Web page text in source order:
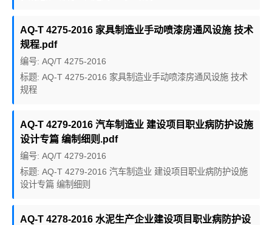
AQ-T 4275-2016 家具制造业手动喷漆房通风设施 技术
规程.pdf
编号: AQ/T 4275-2016
标题: AQ-T 4275-2016 家具制造业手动喷漆房通风设施 技术
规程
AQ-T 4279-2016 汽车制造业 建设项目职业病防护设施
设计专篇 编制细则.pdf
编号: AQ/T 4279-2016
标题: AQ-T 4279-2016 汽车制造业 建设项目职业病防护设施
设计专篇 编制细则
AQ-T 4278-2016 水泥生产企业建设项目职业病防护设